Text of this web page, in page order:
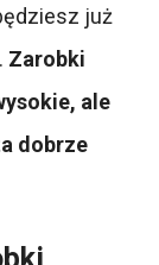
już
Zarobki
ale
dobrze